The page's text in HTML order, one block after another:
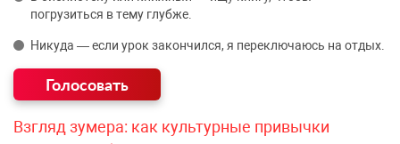
погрузиться в тему глубже.
Никуда — если урок закончился, я переключаюсь на отдых.
Взгляд зумера: как культурные привычки